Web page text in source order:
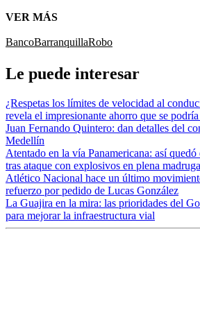
VER MÁS
BancoBarranquillaRobo
Le puede interesar
¿Respetas los límites de velocidad al
revela el impresionante ahorro que se
Juan Fernando Quintero: dan detalles del
Medellín
Atentado en la vía Panamericana: así
tras ataque con explosivos en plena
Atlético Nacional hace un último
refuerzo por pedido de Lucas González
La Guajira en la mira: las prioridades del
para mejorar la infraestructura vial